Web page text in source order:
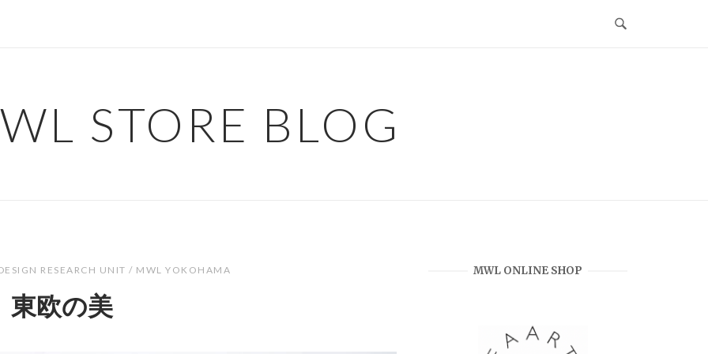
STORE BLOG
RESEARCH UNIT / MWL YOKOHAMA
東欧の美
MWL ONLINE SHOP